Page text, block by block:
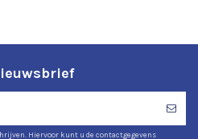
Hiervoor kunt u de contactgegevens